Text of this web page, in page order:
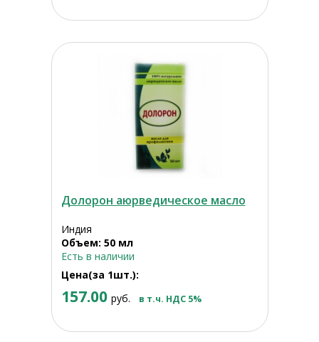
Долорон аюрведическое масло
Индия
Объем: 50 мл
Есть в наличии
Цена(за 1шт.):
157.00 руб. в т.ч. НДС 5%